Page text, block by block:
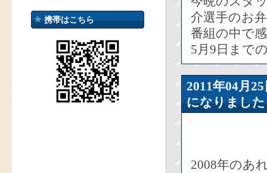
携帯はこちら
介選手のお
番組の中で
5月9日まで
2011年04
になりまし
2008年のあ